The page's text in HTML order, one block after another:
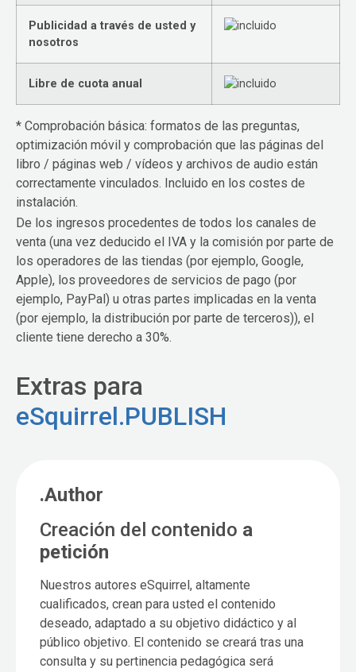
Publicidad a través de usted y
nosotros
Libre de cuota anual
* Comprobación básica: formatos de las preguntas,
optimización móvil y comprobación que las páginas del
libro / páginas web / vídeos y archivos de audio están
correctamente vinculados. Incluido en los costes de
instalación.
De los ingresos procedentes de todos los canales de
venta (una vez deducido el IVA y la comisión por parte de
los operadores de las tiendas (por ejemplo, Google,
Apple), los proveedores de servicios de pago (por
ejemplo, PayPal) u otras partes implicadas en la venta
(por ejemplo, la distribución por parte de terceros)), el
cliente tiene derecho a 30%.
Extras para
eSquirrel.PUBLISH
.Author
Creación del contenido a
petición
Nuestros autores eSquirrel, altamente
cualificados, crean para usted el contenido
deseado, adaptado a su objetivo didáctico y al
público objetivo. El contenido se creará tras una
consulta y su pertinencia pedagógica será